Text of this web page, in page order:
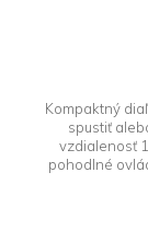
Kompaktný
spustiť
vzdialenosť
pohodlné
skladacou
kamerami